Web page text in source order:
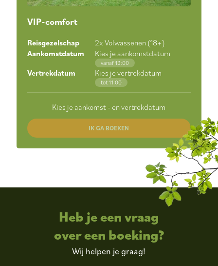
VIP-comfort
Reisgezelschap 2x Volwassenen (18+)
Aankomstdatum
Kies je aankomstdatum
vanaf 13:00
Vertrekdatum Kies je vertrekdatum
tot 11:00
Kies je aankomst - en vertrekdatum
IK GA BOEKEN
Heb je een vraag
over een boeking?
Wij helpen je graag!